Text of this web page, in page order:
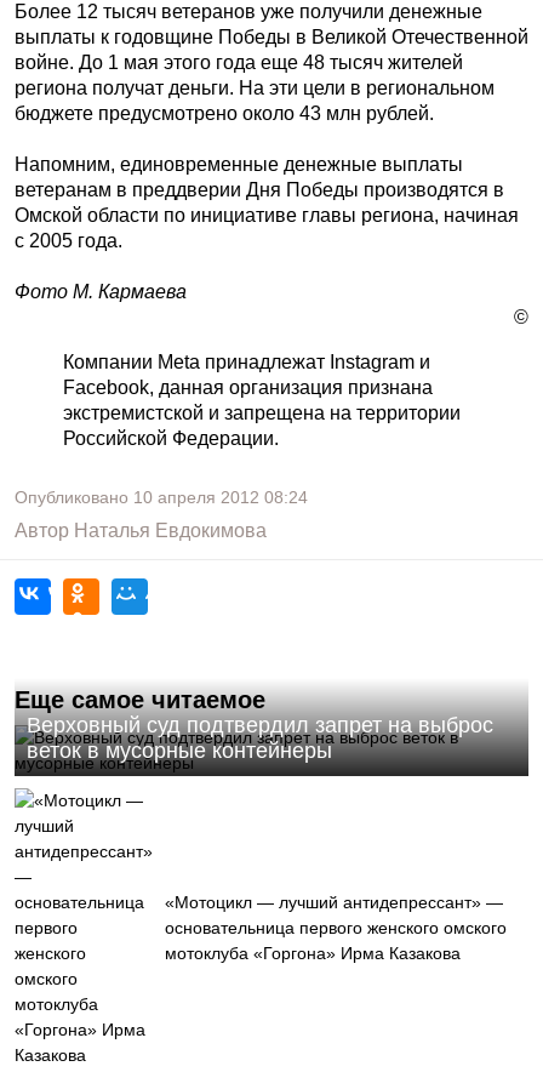
Более 12 тысяч ветеранов уже получили денежные
выплаты к годовщине Победы в Великой Отечественной
войне. До 1 мая этого года еще 48 тысяч жителей
региона получат деньги. На эти цели в региональном
бюджете предусмотрено около 43 млн рублей.
Напомним, единовременные денежные выплаты
ветеранам в преддверии Дня Победы производятся в
Омской области по инициативе главы региона, начиная
с 2005 года.
Фото М. Кармаева
©
Компании Meta принадлежат Instagram и
Facebook, данная организация признана
экстремистской и запрещена на территории
Российской Федерации.
Опубликовано 10 апреля 2012 08:24
Автор Наталья Евдокимова
Еще самое читаемое
Верховный суд подтвердил запрет на выброс
веток в мусорные контейнеры
«Мотоцикл — лучший антидепрессант» —
основательница первого женского омского
мотоклуба «Горгона» Ирма Казакова